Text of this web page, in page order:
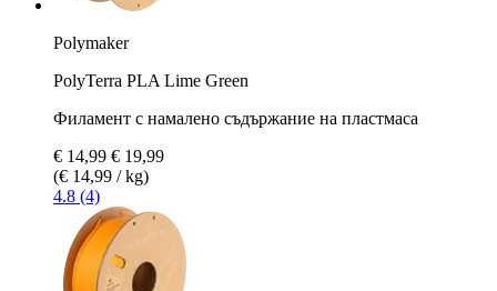
Polymaker
PolyTerra PLA Lime Green
Филамент с намалено съдържание на пластмаса
€ 14,99 € 19,99
(€ 14,99 / kg)
4.8 (4)